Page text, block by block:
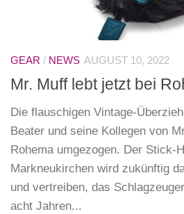
GEAR / NEWS AUGUST 10, 2022
Mr. Muff lebt jetzt bei
Die flauschigen Vintage-
Beater und seine Kollegen von
Rohema umgezogen. Der Stick-
Markneukirchen wird zukünftig
und vertreiben, das
acht Jahren...